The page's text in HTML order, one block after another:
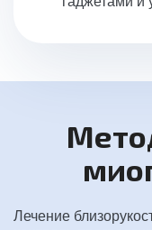
Лечение